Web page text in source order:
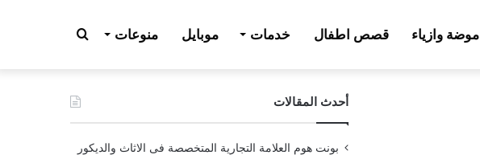
موضة وازياء قصص اطفال خدمات موبايل منوعات بحث
عن أحدث المقالات
بونت هوم العلامة التجارية المتخصصة فى الاثاث والديكور